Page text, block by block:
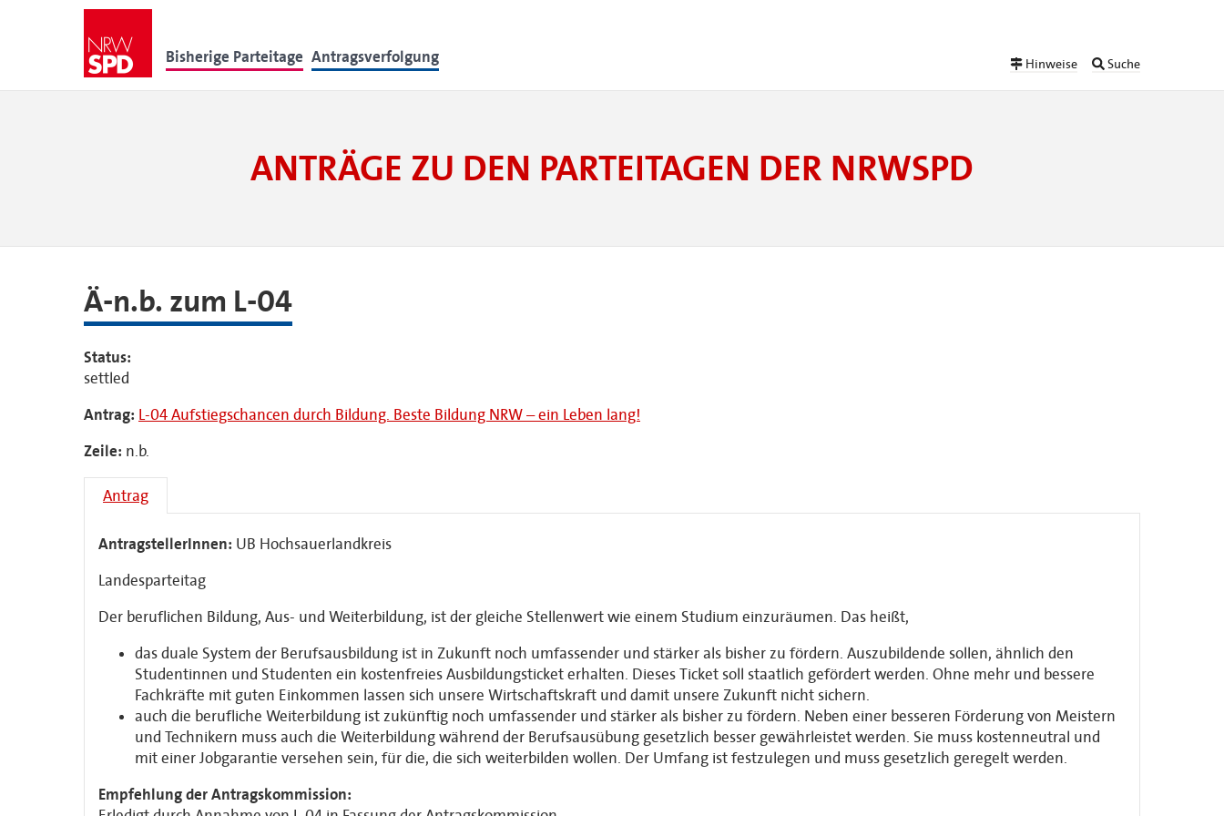
Bisherige Parteitage Antragsverfolgung Hinweise Suche
ANTRÄGE ZU DEN PARTEITAGEN DER NRWSPD
Ä-n.b. zum L-04
Status:
settled
Antrag: L-04 Aufstiegschancen durch Bildung. Beste Bildung NRW – ein Leben lang!
Zeile: n.b.
Antrag
AntragstellerInnen: UB Hochsauerlandkreis
Landesparteitag
Der beruflichen Bildung, Aus- und Weiterbildung, ist der gleiche Stellenwert wie einem Studium einzuräumen. Das heißt,
das duale System der Berufsausbildung ist in Zukunft noch umfassender und stärker als bisher zu fördern. Auszubildende sollen, ähnlich den
Studentinnen und Studenten ein kostenfreies Ausbildungsticket erhalten. Dieses Ticket soll staatlich gefördert werden. Ohne mehr und bessere
Fachkräfte mit guten Einkommen lassen sich unsere Wirtschaftskraft und damit unsere Zukunft nicht sichern.
auch die berufliche Weiterbildung ist zukünftig noch umfassender und stärker als bisher zu fördern. Neben einer besseren Förderung von Meistern
und Technikern muss auch die Weiterbildung während der Berufsausübung gesetzlich besser gewährleistet werden. Sie muss kostenneutral und
mit einer Jobgarantie versehen sein, für die, die sich weiterbilden wollen. Der Umfang ist festzulegen und muss gesetzlich geregelt werden.
Empfehlung der Antragskommission: